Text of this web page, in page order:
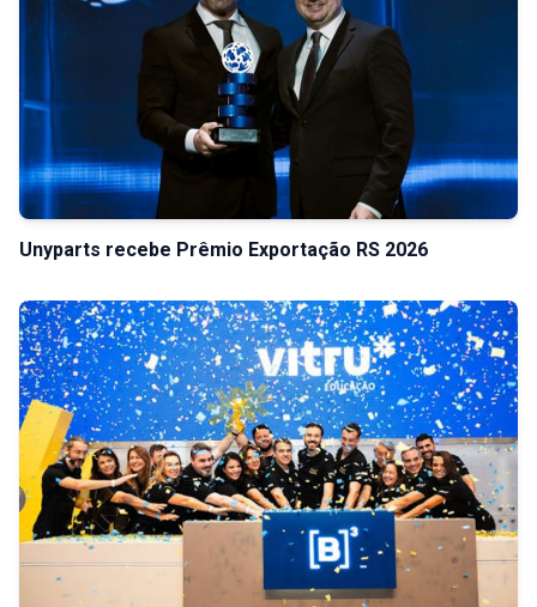
Unyparts recebe Prêmio Exportação RS 2026